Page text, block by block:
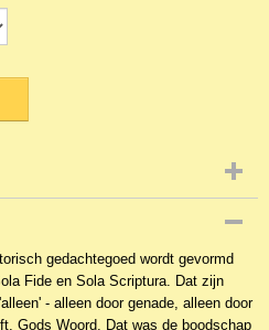
gedachtegoed wordt gevormd
Fide en Sola Scriptura. Dat zijn
- alleen door genade, alleen door
Gods Woord. Dat was de boodschap